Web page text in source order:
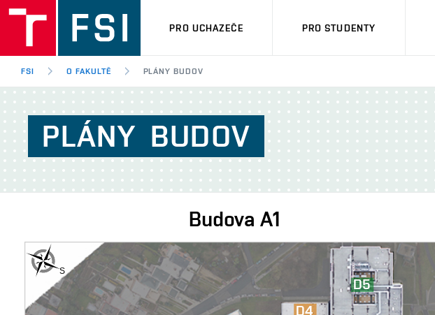
PRO UCHAZEČE PRO STUDENTY
FSI O FAKULTĚ PLÁNY BUDOV
PLÁNY BUDOV
Budova A1